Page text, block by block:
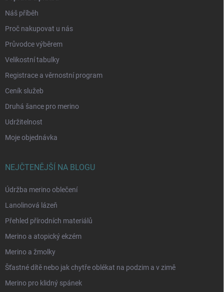
Náš příběh
Proč nakupovat u nás
Průvodce výběrem
Velikostní tabulky
Registrace a věrnostní program
Ceník služeb
Druhá šance pro merino
Udržitelnost
Moje objednávka
NEJČTENĚJŠÍ NA BLOGU
Údržba merino oblečení
Lanolinová lázeň
Přehled přírodních materiálů
Merino a atopický ekzém
Merino a žmolky
Šťastné dítě nebo jak chytře oblékat na podzim a v zimě
Merino pro klidný spánek